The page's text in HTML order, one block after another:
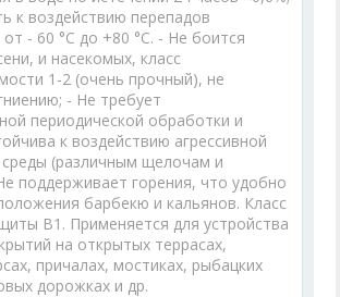
к воздействию перепадов
- 60 °С до +80 °С. - Не боится
и насекомых, класс
1-2 (очень прочный), не
- Не требует
периодической обработки и
к воздействию агрессивной
(различным щелочам и
поддерживает горения, что удобно
барбекю и кальянов. Класс
В1. Применяется для устройства
на открытых террасах,
причалах, мостиках, рыбацких
дорожках и др.